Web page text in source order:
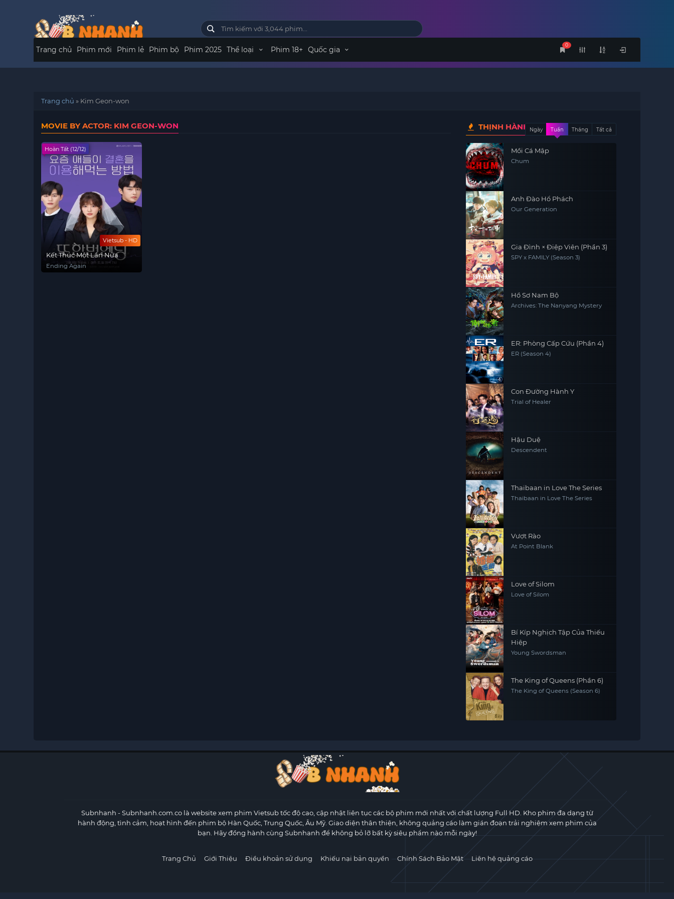
0
Trang chủ Phim mới Phim lẻ Phim bộ Phim 2025 Thể loại Phim 18+ Quốc gia
Trang chủ » Kim Geon-won
MOVIE BY ACTOR: KIM GEON-WON
Vietsub - HD
Hoàn Tất (12/12)
Kết Thúc Một Lần Nữa
Ending Again
THỊNH HÀNHNgày Tuần Tháng Tất cả
Mồi Cá Mập
Chum
Anh Đào Hổ Phách
Our Generation
Gia Đình × Điệp Viên (Phần 3)
SPY x FAMILY (Season 3)
Hồ Sơ Nam Bộ
Archives: The Nanyang Mystery
ER: Phòng Cấp Cứu (Phần 4)
ER (Season 4)
Con Đường Hành Y
Trial of Healer
Hậu Duệ
Descendent
Thaibaan in Love The Series
Thaibaan in Love The Series
Vượt Rào
At Point Blank
Love of Silom
Love of Silom
Bí Kíp Nghịch Tập Của Thiếu
Hiệp
Young Swordsman
The King of Queens (Phần 6)
The King of Queens (Season 6)
Subnhanh - Subnhanh.com.co là website xem phim Vietsub tốc độ cao, cập nhật liên tục các bộ phim mới nhất với chất lượng Full HD. Kho phim đa dạng từ
hành động, tình cảm, hoạt hình đến phim bộ Hàn Quốc, Trung Quốc, Âu Mỹ. Giao diện thân thiện, không quảng cáo làm gián đoạn trải nghiệm xem phim của
bạn. Hãy đồng hành cùng Subnhanh để không bỏ lỡ bất kỳ siêu phẩm nào mỗi ngày!
Trang Chủ Giới Thiệu Điều khoản sử dụng Khiếu nại bản quyền Chính Sách Bảo Mật Liên hệ quảng cáo